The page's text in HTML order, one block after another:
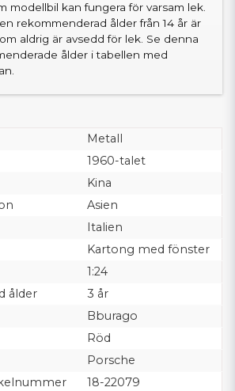
modellbil kan fungera för varsam lek.
rekommenderad ålder från 14 år är
aldrig är avsedd för lek. Se denna
ålder i tabellen med
Metall
1960-talet
Kina
Asien
Italien
Kartong med fönster
1:24
ålder
3 år
Bburago
Röd
Porsche
18-22079